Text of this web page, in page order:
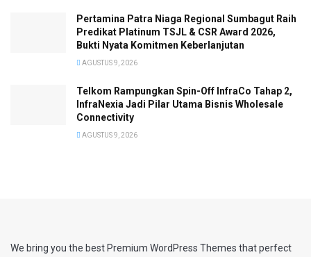
Pertamina Patra Niaga Regional Sumbagut Raih
Predikat Platinum TSJL & CSR Award 2026,
Bukti Nyata Komitmen Keberlanjutan
AGUSTUS 9, 2026
Telkom Rampungkan Spin-Off InfraCo Tahap 2,
InfraNexia Jadi Pilar Utama Bisnis Wholesale
Connectivity
AGUSTUS 9, 2026
We bring you the best Premium WordPress Themes that perfect